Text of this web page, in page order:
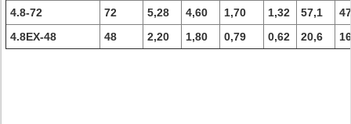
4.8-72
72 5,28 4,60 1,70 1,32 57,1
4.8EX-48
48 2,20 1,80 0,79 0,62 20,6